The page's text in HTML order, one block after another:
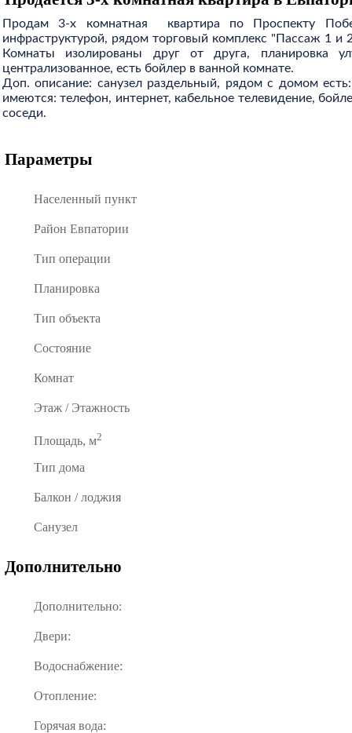
Продам 3-х комнатная  квартира по Проспекту
инфраструктурой, рядом торговый комплекс "Пассаж 1 и
Комнаты изолированы друг от друга, планировка
централизованное, есть бойлер в ванной комнате.
Доп. описание: санузел раздельный, рядом с домом
имеются: телефон, интернет, кабельное телевидение,
соседи.
Параметры
Населенный пункт
Район Евпатории
Тип операции
Планировка
Тип объекта
Состояние
Комнат
Этаж / Этажность
Площадь, м2
Тип дома
Балкон / лоджия
Санузел
Дополнительно
Дополнительно:
Двери:
Водоснабжение:
Отопление:
Горячая вода: